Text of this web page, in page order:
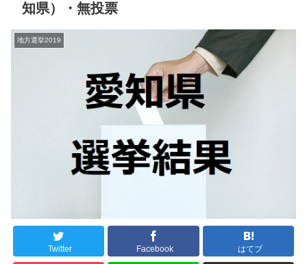
知県）・無投票
地方選挙2019
Twitter Facebook はてブ